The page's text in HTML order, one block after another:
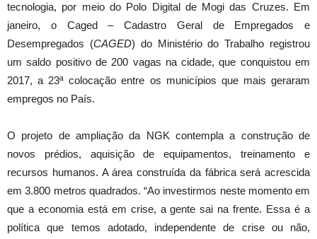
tecnologia, por meio do Polo Digital de Mogi das Cruzes. Em
janeiro, o Caged – Cadastro Geral de Empregados e
Desempregados (CAGED) do Ministério do Trabalho registrou
um saldo positivo de 200 vagas na cidade, que conquistou em
2017, a 23ª colocação entre os municípios que mais geraram
empregos no País.
O projeto de ampliação da NGK contempla a construção de
novos prédios, aquisição de equipamentos, treinamento e
recursos humanos. A área construída da fábrica será acrescida
em 3.800 metros quadrados. “Ao investirmos neste momento em
que a economia está em crise, a gente sai na frente. Essa é a
política que temos adotado, independente de crise ou não,